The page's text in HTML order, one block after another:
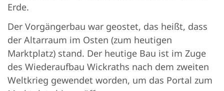
Erde.
Der Vorgängerbau war geostet, das heißt, dass
der Altarraum im Osten (zum heutigen
Marktplatz) stand. Der heutige Bau ist im Zuge
des Wiederaufbau Wickraths nach dem zweiten
Weltkrieg gewendet worden, um das Portal zum